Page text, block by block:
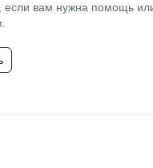
вам нужна помощь